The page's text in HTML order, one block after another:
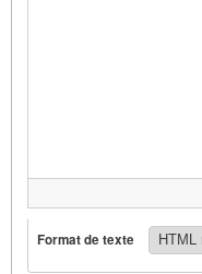
Format de texte